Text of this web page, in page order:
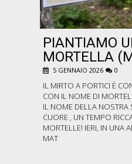
PIANTIAMO
MORTELLA
5 GENNAIO 2026 0
IL MIRTO A PORTICI È
CON IL NOME DI
IL NOME DELLA NOSTRA
CUORE , UN TEMPO
MORTELLE! IERI, IN UNA
MAT